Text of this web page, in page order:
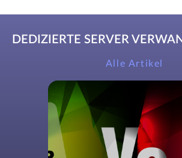
DEDIZIERTE SERVER
Alle Artikel